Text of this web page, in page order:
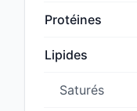
Protéines
Lipides
Saturés